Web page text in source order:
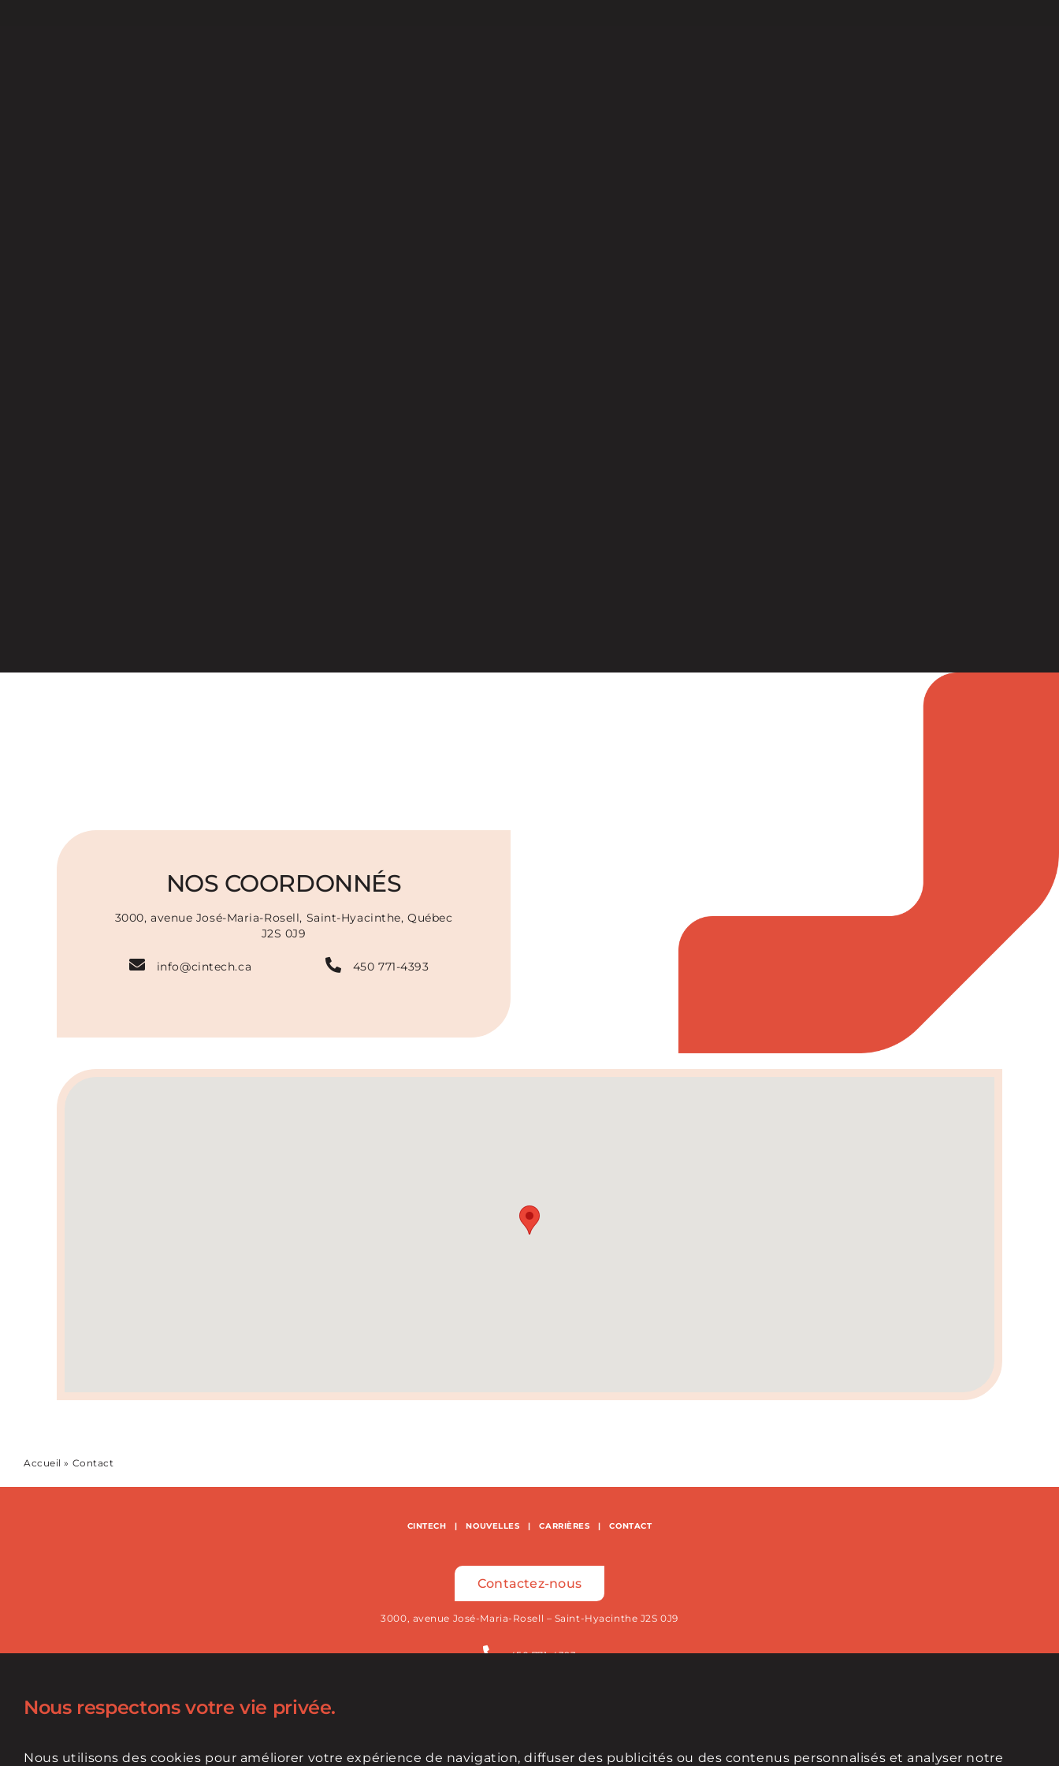
NOS COORDONNÉS
3000, avenue José-Maria-Rosell, Saint-Hyacinthe, Québec
J2S 0J9
info@cintech.ca 450 771-4393
Accueil » Contact
CINTECH |NOUVELLES |CARRIÈRES |CONTACT
Contactez-nous
3000, avenue José-Maria-Rosell – Saint-Hyacinthe J2S 0J9
450 771-4393
Nous respectons votre vie privée.
Nous utilisons des cookies pour améliorer votre expérience de navigation, diffuser des publicités ou des contenus personnalisés et analyser notre